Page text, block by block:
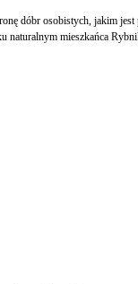
dóbr osobistych, jakim
mieszkańca